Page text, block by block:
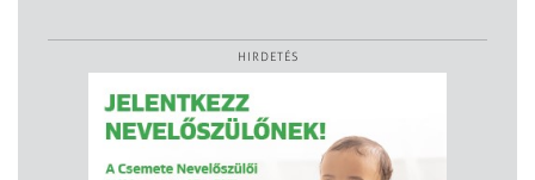
HIRDETÉS